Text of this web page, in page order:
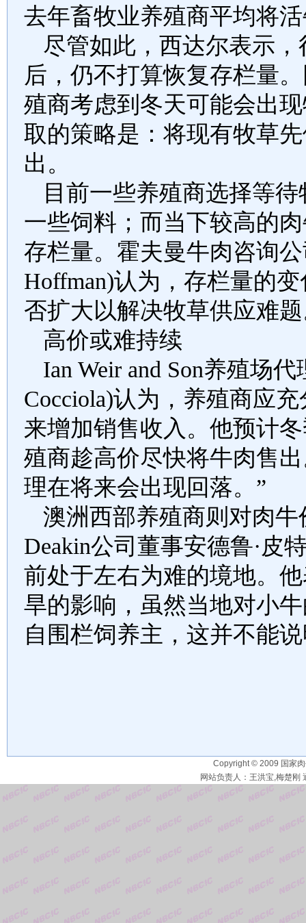
去年畜牧业养殖商平均将
尽管如此，西达尔表示
后，仍不打算恢复存栏量
殖商考虑到冬天可能会出
取的策略是：将现有牧草
出。
目前一些养殖商选择等
一些饲料；而当下较高的
存栏量。霍夫曼牛肉咨询
Hoffman)认为，存栏量的
否扩大以解决牧草供应难
高价或难持续
Ian Weir and Son养殖场代
Cocciola)认为，养殖商应
来增加销售收入。他预计
殖商趁高价尽快将牛肉售
理在将来会出现回落。 ”
澳洲西部养殖商则对肉
Deakin公司董事安德鲁·皮
前处于左右为难的境地。
旱的影响，虽然当地对小
自围栏饲养主，这并不能
Copyright © 2009 国家
网站负责人：王洪宝,梅楚刚